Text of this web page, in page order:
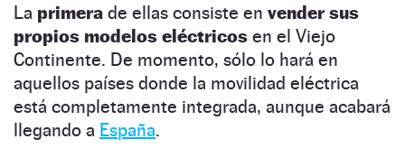
La primera de ellas consiste en vender sus
propios modelos eléctricos en el Viejo
Continente. De momento, sólo lo hará en
aquellos países donde la movilidad eléctrica
está completamente integrada, aunque acabará
llegando a España.